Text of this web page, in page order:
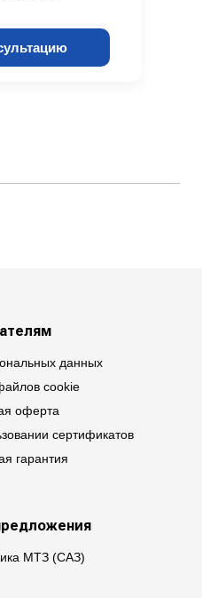
данных
cookie
оферта
сертификатов
гарантия
МТЗ (САЗ)